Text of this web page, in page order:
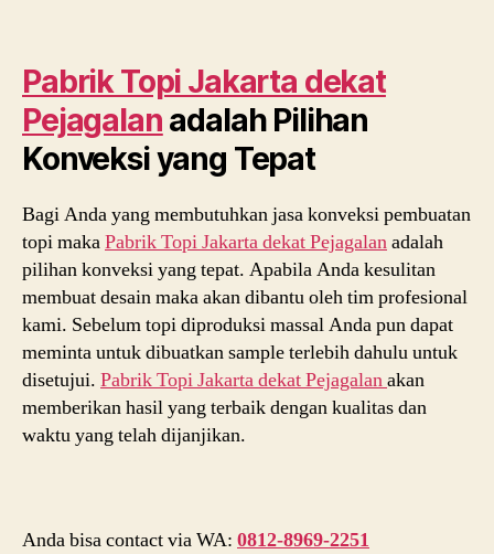
Pabrik Topi Jakarta dekat
Pejagalan adalah Pilihan
Konveksi yang Tepat
Bagi Anda yang membutuhkan jasa konveksi pembuatan
topi makaPabrik Topi Jakarta dekatPejagalanadalah
pilihan konveksi yang tepat. Apabila Anda kesulitan
membuat desain maka akan dibantu oleh tim profesional
kami. Sebelum topi diproduksi massal Anda pun dapat
meminta untuk dibuatkan sample terlebih dahulu untuk
disetujui. Pabrik Topi Jakarta dekatPejagalanakan
memberikan hasil yang terbaik dengan kualitas dan
waktu yang telah dijanjikan.
Anda bisa contact via WA: 0812-8969-2251